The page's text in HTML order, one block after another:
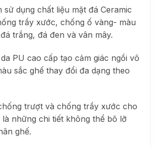
sử dụng chất liệu mặt đá Ceramic
trầy xước, chống ố vàng- màu
trắng, đá đen và vân mây.
PU cao cấp tạo cảm giác ngồi vô
sắc ghế thay đổi đa dạng theo
trượt và chống trầy xước cho
là những chi tiết không thể bõ lỡ
ghế.